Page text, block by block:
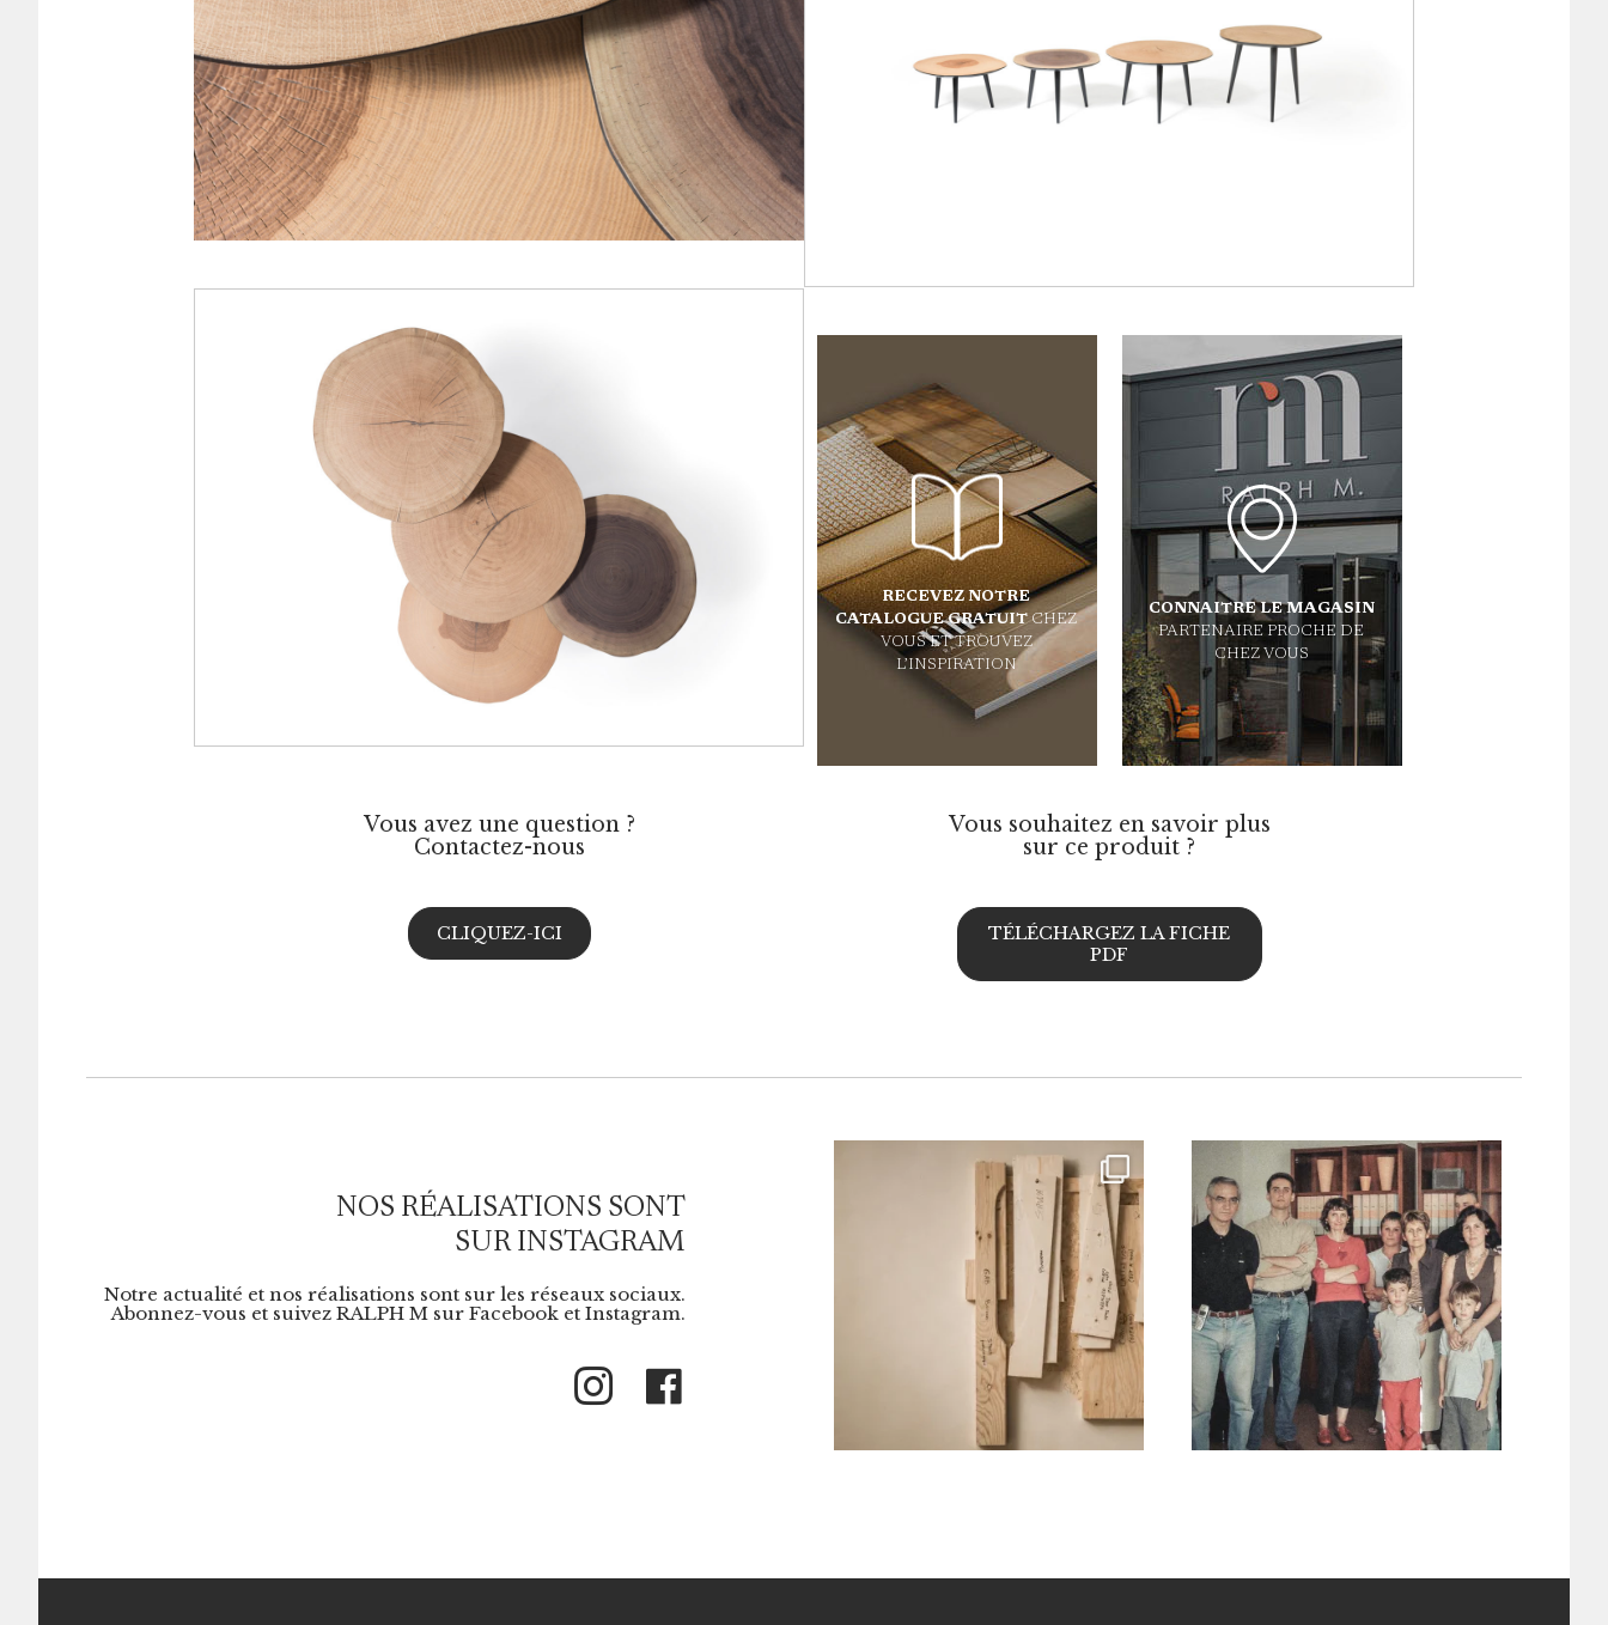
RECEVEZ NOTRE
CATALOGUEGRATUITCHEZ
VOUS ET TROUVEZ
L’INSPIRATION
CONNAITRE LE MAGASIN
PARTENAIRE PROCHE DE
CHEZ VOUS
Vous avez une question ?
Contactez-nous
CLIQUEZ-ICI
Vous souhaitez en savoir plus
sur ce produit ?
TÉLÉCHARGEZ LA FICHE
PDF
NOS RÉALISATIONS SONT
SUR INSTAGRAM
Notre actualité et nos réalisations sont sur les réseaux sociaux.
Abonnez-vous et suivez RALPH M sur Facebook et Instagram.
Instagram